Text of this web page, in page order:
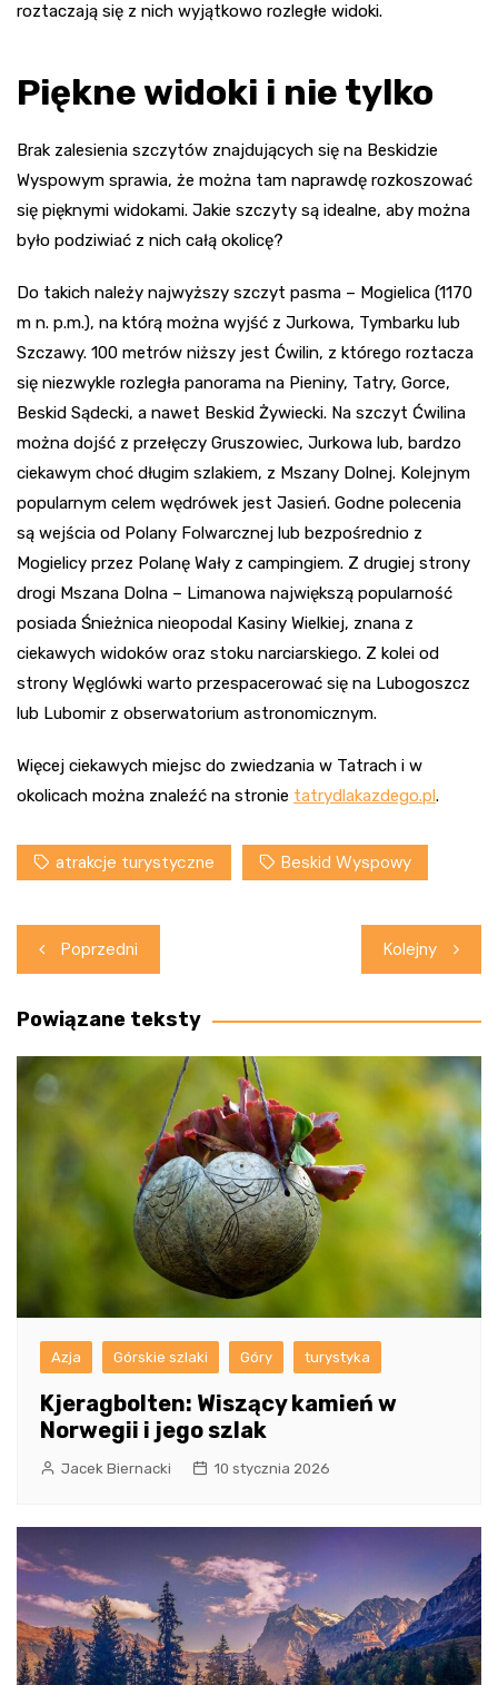
roztaczają się z nich wyjątkowo rozległe widoki.
Piękne widoki i nie tylko
Brak zalesienia szczytów znajdujących się na Beskidzie
Wyspowym sprawia, że można tam naprawdę rozkoszować
się pięknymi widokami. Jakie szczyty są idealne, aby można
było podziwiać z nich całą okolicę?
Do takich należy najwyższy szczyt pasma – Mogielica (1170
m n. p.m.), na którą można wyjść z Jurkowa, Tymbarku lub
Szczawy. 100 metrów niższy jest Ćwilin, z którego roztacza
się niezwykle rozległa panorama na Pieniny, Tatry, Gorce,
Beskid Sądecki, a nawet Beskid Żywiecki. Na szczyt Ćwilina
można dojść z przełęczy Gruszowiec, Jurkowa lub, bardzo
ciekawym choć długim szlakiem, z Mszany Dolnej. Kolejnym
popularnym celem wędrówek jest Jasień. Godne polecenia
są wejścia od Polany Folwarcznej lub bezpośrednio z
Mogielicy przez Polanę Wały z campingiem. Z drugiej strony
drogi Mszana Dolna – Limanowa największą popularność
posiada Śnieżnica nieopodal Kasiny Wielkiej, znana z
ciekawych widoków oraz stoku narciarskiego. Z kolei od
strony Węglówki warto przespacerować się na Lubogoszcz
lub Lubomir z obserwatorium astronomicznym.
Więcej ciekawych miejsc do zwiedzania w Tatrach i w
okolicach można znaleźć na stronie tatrydlakazdego.pl.
atrakcje turystyczne Beskid Wyspowy
Nawigacja
wpisu
Poprzedni Kolejny
Powiązane teksty
Azja Górskie szlaki Góry turystyka
Kjeragbolten: Wiszący kamień w
Norwegii i jego szlak
Jacek Biernacki 10 stycznia 2026